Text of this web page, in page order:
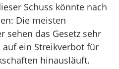
Schuss könnte nach
Die meisten
sehen das Gesetz sehr
auf ein Streikverbot für
hinausläuft.